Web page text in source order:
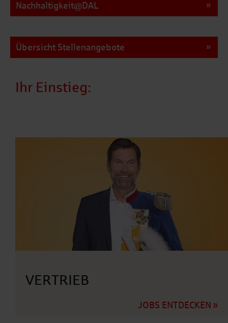
Nachhaltigkeit@DAL
Übersicht Stellenangebote
Ihr Einstieg:
VERTRIEB
JOBS ENTDECKEN